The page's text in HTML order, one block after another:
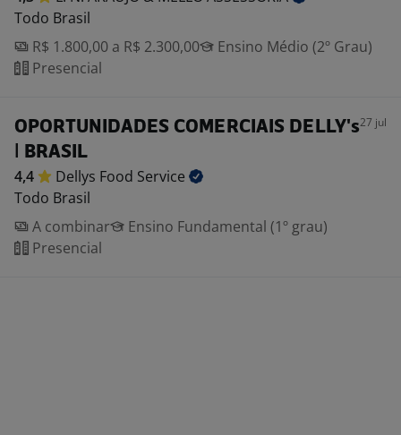
Todo Brasil
R$ 1.800,00 a R$ 2.300,00
Ensino Médio (2º Grau)
Presencial
OPORTUNIDADES COMERCIAIS DELLY's
| BRASIL
27 jul
4,4 Dellys Food Service
Todo Brasil
A combinar
Ensino Fundamental (1º grau)
Presencial